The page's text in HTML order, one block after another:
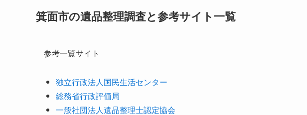
箕面市の遺品整理調査と参考サイト一覧
参考一覧サイト
独立行政法人国民生活センター
総務省行政評価局
一般社団法人遺品整理士認定協会